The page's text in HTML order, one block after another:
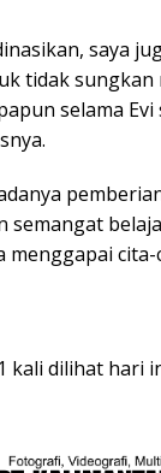
saya
tidak sungkan
selama
semangat
menggapai cita-
kali dilihat hari